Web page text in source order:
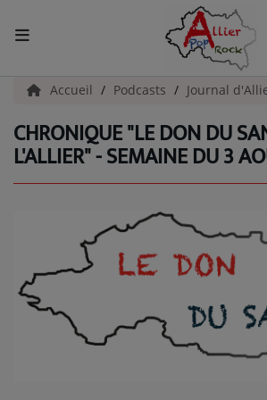
ACCUEIL
Actualités
INFOS - ALLIER
AGENDA CULTUREL - ALLIER
INFOS POP ROCK
La Radio
EMISSIONS
Accueil Podcasts Journal
CHRONIQUE "LE DON DU
L'ALLIER" - SEMAINE DU 3